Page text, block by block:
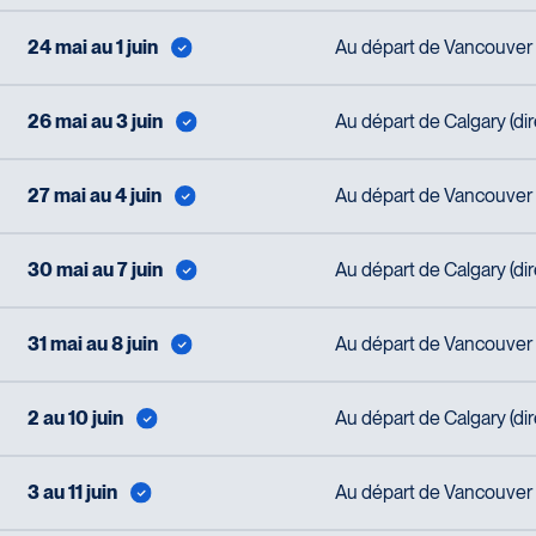
24 mai au 1 juin Au départ de
26 mai au 3 juin Au départ de Calgary
27 mai au 4 juin Au départ de
30 mai au 7 juin Au départ de Calgary
31 mai au 8 juin Au départ de
2 au 10 juin Au départ de Calgary
3 au 11 juin Au départ de